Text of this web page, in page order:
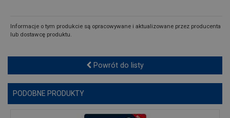
Informacje o tym produkcie są opracowywane i aktualizowane przez producenta
lub dostawcę produktu.
Powrót do listy
PODOBNE PRODUKTY